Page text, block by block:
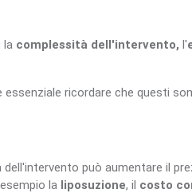
la complessità dell'intervento, l'
essenziale ricordare che questi
può aumentare il
la liposuzione, il costo